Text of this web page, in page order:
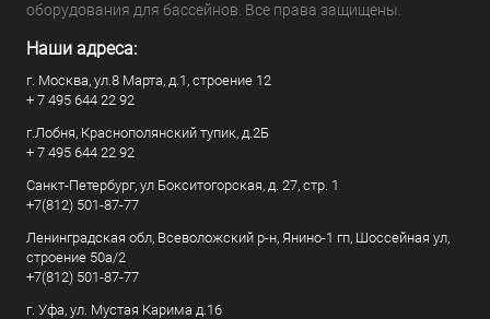
оборудования для бассейнов. Все права защищены.
Наши адреса:
г. Москва, ул.8 Марта, д.1, строение 12
+ 7 495 644 22 92
г.Лобня, Краснополянский тупик, д.2Б
+ 7 495 644 22 92
Санкт-Петербург, ул Бокситогорская, д. 27, стр. 1
+7(812) 501-87-77
Ленинградская обл, Всеволожский р-н, Янино-1 гп, Шоссейная ул,
строение 50а/2
+7(812) 501-87-77
г. Уфа, ул. Мустая Карима д.16